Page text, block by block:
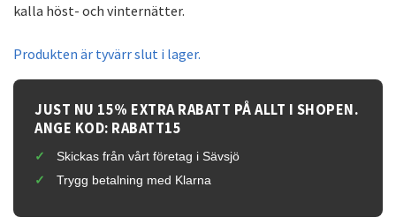
kalla höst- och vinternätter.
Produkten är tyvärr slut i lager.
JUST NU 15% EXTRA RABATT PÅ ALLT I SHOPEN.
ANGE KOD: RABATT15
Skickas från vårt företag i Sävsjö
Trygg betalning med Klarna